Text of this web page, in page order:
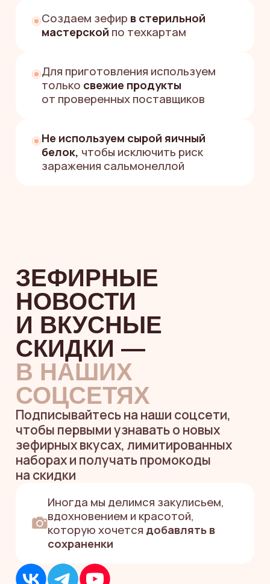
персональных данных
и принимаюполитику
конфиденциальности
Я согласен (а) на получение
НУЖНА ПОМОЩЬ